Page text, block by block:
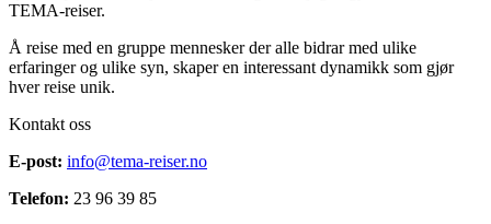
TEMA-reiser.
Å reise med en gruppe mennesker der alle bidrar med ulike
erfaringer og ulike syn, skaper en interessant dynamikk som gjør
hver reise unik.
Kontakt oss
E-post: info@tema-reiser.no
Telefon: 23 96 39 85